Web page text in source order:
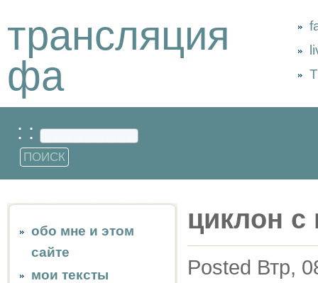
трансляция
фа
: :
обо мне и этом
сайте
мои тексты
циклон с
Posted Втр,